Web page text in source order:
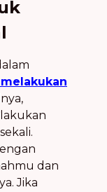
melakukan
dan
Jika